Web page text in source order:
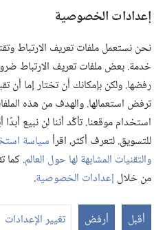
إعدادات الخصوصية
نحن نستعمل ملفات تعريف الارتباط
خدمة. بعض ملفات تعريف الارتباط
رفضها. ولكن بإمكانك أن تختار إما أن
ترفض استعمالها. والهدف من هذه
استخدام موقعنا. تأكَّد أننا لن نبيع أبدًا
للتسويق. لتعرف أكثر، اقرأسياسة
والتقنيات المشابهة لها حول العالم. كما
من خلال إعدادات الخصوصية.
أقبل أرفض تغيير الإعدادات
(يفتح
نافذة
(يفتح
نافذة
جديدة) تطبيق ®
JW Library
مكتبة برج المراقبة
and Tract Society of Pennsylvania